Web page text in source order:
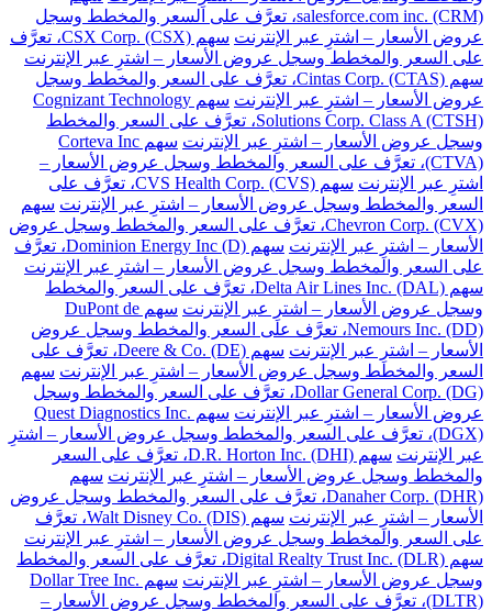
salesforce.com inc. (CRM)، تعرَّف على السعر والمخطط وسجل
عروض الأسعار – اشترِ عبر الإنترنت
سهم CSX Corp. (CSX)، تعرَّف
على السعر والمخطط وسجل عروض الأسعار – اشترِ عبر الإنترنت
سهم Cintas Corp. (CTAS)، تعرَّف على السعر والمخطط وسجل
عروض الأسعار – اشترِ عبر الإنترنت
سهم Cognizant Technology
Solutions Corp. Class A (CTSH)، تعرَّف على السعر والمخطط
وسجل عروض الأسعار – اشترِ عبر الإنترنت
سهم Corteva Inc
(CTVA)، تعرَّف على السعر والمخطط وسجل عروض الأسعار –
اشترِ عبر الإنترنت
سهم CVS Health Corp. (CVS)، تعرَّف على
السعر والمخطط وسجل عروض الأسعار – اشترِ عبر الإنترنت سهم
Chevron Corp. (CVX)، تعرَّف على السعر والمخطط وسجل عروض
الأسعار – اشترِ عبر الإنترنت
سهم Dominion Energy Inc (D)، تعرَّف
على السعر والمخطط وسجل عروض الأسعار – اشترِ عبر الإنترنت
سهم Delta Air Lines Inc. (DAL)، تعرَّف على السعر والمخطط
وسجل عروض الأسعار – اشترِ عبر الإنترنت
سهم DuPont de
Nemours Inc. (DD)، تعرَّف على السعر والمخطط وسجل عروض
الأسعار – اشترِ عبر الإنترنت
سهم Deere & Co. (DE)، تعرَّف على
السعر والمخطط وسجل عروض الأسعار – اشترِ عبر الإنترنت سهم
Dollar General Corp. (DG)، تعرَّف على السعر والمخطط وسجل
عروض الأسعار – اشترِ عبر الإنترنت
سهم Quest Diagnostics Inc.
(DGX)، تعرَّف على السعر والمخطط وسجل عروض الأسعار – اشترِ
عبر الإنترنت
سهم D.R. Horton Inc. (DHI)، تعرَّف على السعر
والمخطط وسجل عروض الأسعار – اشترِ عبر الإنترنت سهم
Danaher Corp. (DHR)، تعرَّف على السعر والمخطط وسجل عروض
الأسعار – اشترِ عبر الإنترنت
سهم Walt Disney Co. (DIS)، تعرَّف
على السعر والمخطط وسجل عروض الأسعار – اشترِ عبر الإنترنت
سهم Digital Realty Trust Inc. (DLR)، تعرَّف على السعر والمخطط
وسجل عروض الأسعار – اشترِ عبر الإنترنت
سهم Dollar Tree Inc.
(DLTR)، تعرَّف على السعر والمخطط وسجل عروض الأسعار –